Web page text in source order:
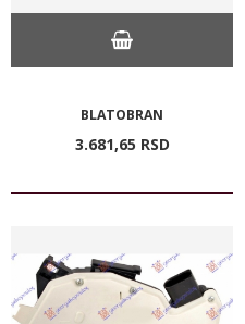
BLATOBRAN
3.681,65 RSD